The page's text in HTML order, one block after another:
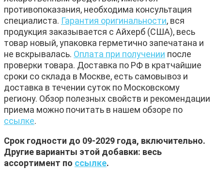
противопоказания, необходима консультация
специалиста. Гарантия оригинальности, вся
продукция заказывается с Айхерб (США), весь
товар новый, упаковка герметично запечатана и
не вскрывалась. Оплата при получении после
проверки товара. Доставка по РФ в кратчайшие
сроки со склада в Москве, есть самовывоз и
доставка в течении суток по Московскому
региону. Обзор полезных свойств и рекомендации
приема можно почитать в нашем обзоре по
ссылке.
Срок годности до 09-2029 года, включительно.
Другие варианты этой добавки: весь
ассортимент по ссылке.